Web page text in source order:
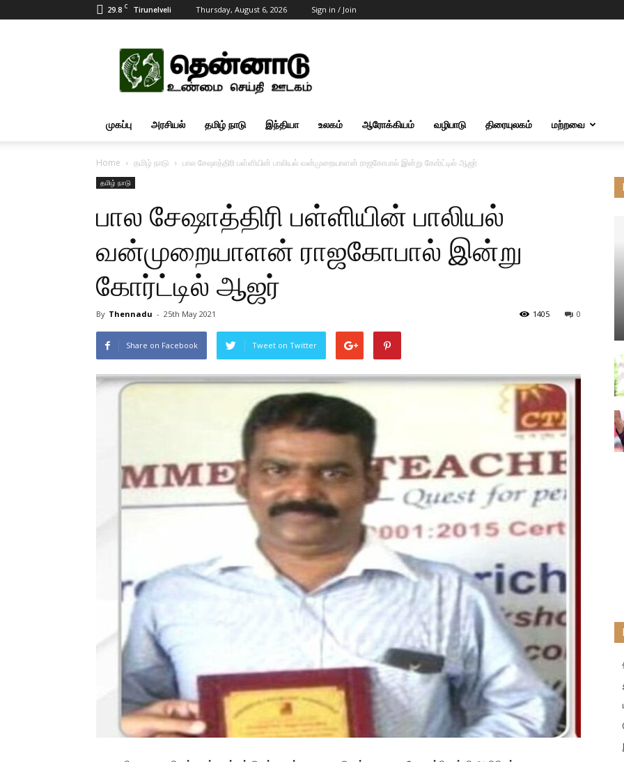
29.8 C Tirunelveli Thursday, August 6, 2026 Sign in / Join
Tamil
News
Updates
முகப்பு அரசியல் தமிழ் நாடு இந்தியா உலகம் ஆரோக்கியம் வழிபாடு திரையுலகம் மற்றவை
Home தமிழ் நாடு பால சேஷாத்திரி பள்ளியின் பாலியல் வன்முறையாளன் ராஜகோபால் இன்று கோர்ட்டில் ஆஜர்
தமிழ் நாடு
பால சேஷாத்திரி பள்ளியின் பாலியல்
வன்முறையாளன் ராஜகோபால் இன்று
கோர்ட்டில் ஆஜர்
By Thennadu - 25th May 2021 0
1405
Share on Facebook Tweet on Twitter